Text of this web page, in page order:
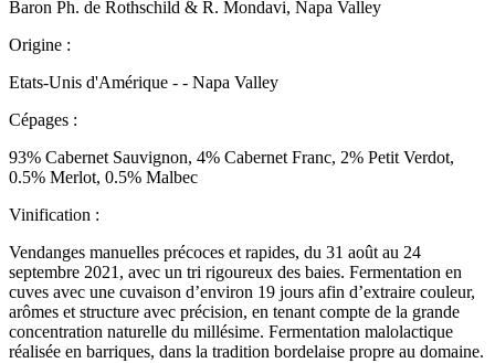
Baron Ph. de Rothschild & R. Mondavi, Napa Valley
Origine :
Etats-Unis d'Amérique - - Napa Valley
Cépages :
93% Cabernet Sauvignon, 4% Cabernet Franc, 2% Petit Verdot,
0.5% Merlot, 0.5% Malbec
Vinification :
Vendanges manuelles précoces et rapides, du 31 août au 24
septembre 2021, avec un tri rigoureux des baies. Fermentation en
cuves avec une cuvaison d’environ 19 jours afin d’extraire couleur,
arômes et structure avec précision, en tenant compte de la grande
concentration naturelle du millésime. Fermentation malolactique
réalisée en barriques, dans la tradition bordelaise propre au domaine.